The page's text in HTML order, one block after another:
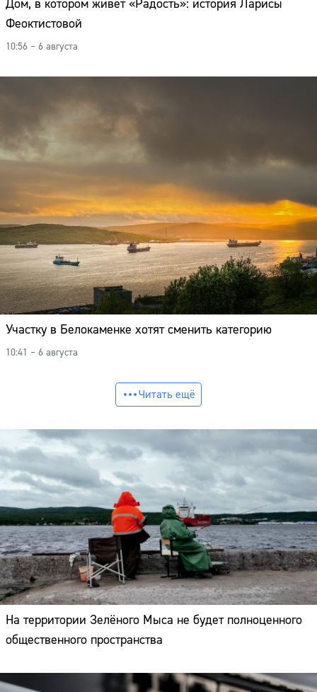
Дом, в котором живёт «Радость»: история Ларисы
Феоктистовой
10:56 – 6 августа
Участку в Белокаменке хотят сменить категорию
10:41 – 6 августа
Читать ещё
На территории Зелёного Мыса не будет полноценного
общественного пространства